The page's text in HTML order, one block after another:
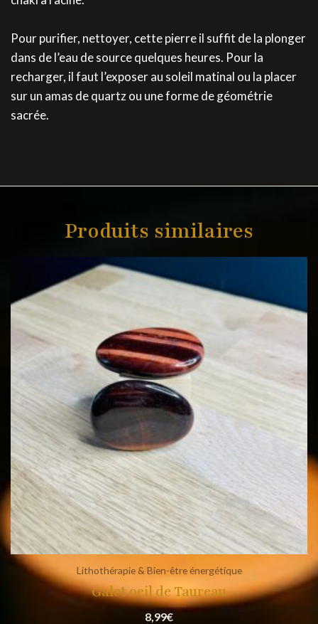
Pour purifier, nettoyer, cette pierre il suffit de la plonger
dans de l’eau de source quelques heures. Pour la
recharger, il faut l’exposer au soleil matinal ou la placer
sur un amas de quartz ou une forme de géométrie
sacrée.
Produits similaires
Lithothérapie & Bien-être énergétique
Galet oeil de Taureau
8,99€